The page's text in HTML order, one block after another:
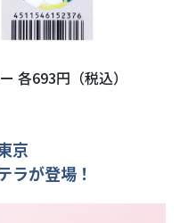
各693円（税込）
京
ラが登場！